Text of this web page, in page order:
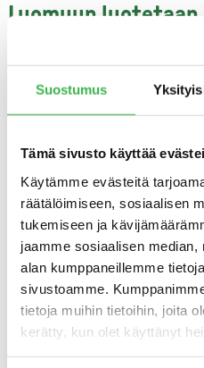
Suostumus
Tämä sivusto käyttää
Käytämme evästeitä
räätälöimiseen, sosiaalisen
tukemiseen ja
jaamme sosiaalisen
alan kumppaneillemme
sivustoamme.
tietoja muihin tietoihin, joita
kerätty, kun olet käyttänyt
Luomuun luotetaan
Suomalaisten mielikuva
positiivinen. Yli puolet
Erityisesti nuoret aikuiset
luomumerkkiin ja
myönteisesti eläinten
monimuotoisuuteen ja
Aura Lamminparras uskoo,
paikka vastuullisuutta
ostoskoreissa.
”Saamme parin viikon sisällä